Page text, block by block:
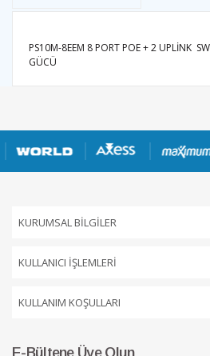
PS10M-8EEM 8 PORT POE + 2 UPLİNK
GÜCÜ
KURUMSAL BİLGİLER
KULLANICI İŞLEMLERİ
KULLANIM KOŞULLARI